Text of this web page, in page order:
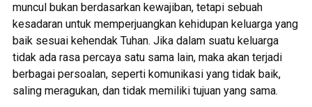
muncul bukan berdasarkan kewajiban, tetapi sebuah
kesadaran untuk memperjuangkan kehidupan keluarga yang
baik sesuai kehendak Tuhan. Jika dalam suatu keluarga
tidak ada rasa percaya satu sama lain, maka akan terjadi
berbagai persoalan, seperti komunikasi yang tidak baik,
saling meragukan, dan tidak memiliki tujuan yang sama.